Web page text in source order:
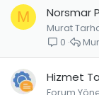
M Norsmar
Murat
0
Hizmet